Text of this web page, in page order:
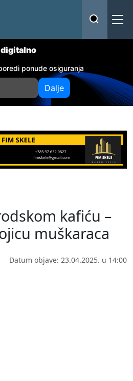
ponude osiguranja
Dalje
kafiću –
muškaraca
Datum objave: 23.04.2025. u 14:00